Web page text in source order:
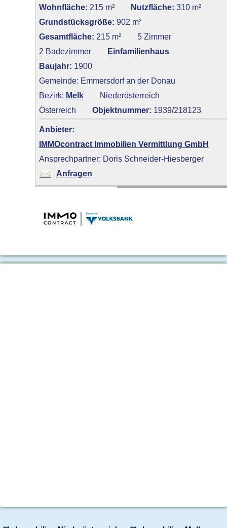
Wohnfläche: 215 m² Nutzfläche: 310 m²
Grundstücksgröße: 902 m²
Gesamtfläche: 215 m²
5 Zimmer
2 Badezimmer
Einfamilienhaus
Baujahr: 1900
Gemeinde: Emmersdorf an der Donau
Bezirk: Melk
Niederösterreich
Österreich
Objektnummer: 1939/218123
Anbieter:
IMMOcontract Immobilien Vermittlung GmbH
Ansprechpartner: Doris Schneider-Hiesberger
Anfragen